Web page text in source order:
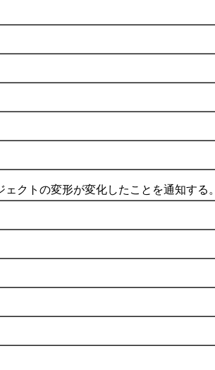
トの変形が変化したことを通知する。